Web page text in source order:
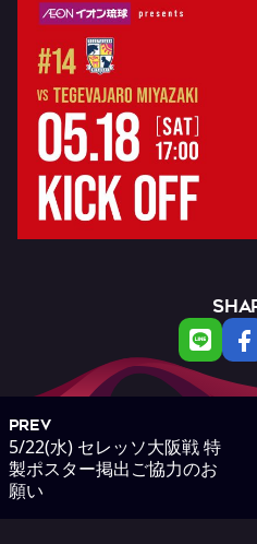
PREV
5/22(水) セレッソ大阪戦 特
製ポスター掲出ご協力のお
願い